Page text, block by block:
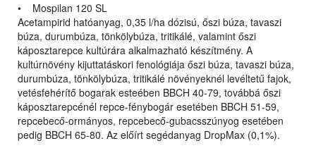
• Mospilan 120 SL
Acetampirid hatóanyag, 0,35 l/ha dózisú, őszi búza, tavaszi
búza, durumbúza, tönkölybúza, tritikálé, valamint őszi
káposztarepce kultúrára alkalmazható készítmény. A
kultúrnövény kijuttatáskori fenológiája őszi búza, tavaszi búza,
durumbúza, tönkölybúza, tritikálé növényeknél levéltetű fajok,
vetésfehérítő bogarak esteében BBCH 40-79, továbbá őszi
káposztarepcénél repce-fénybogár esetében BBCH 51-59,
repcebecő-ormányos, repcebecő-gubacsszúnyog esetében
pedig BBCH 65-80. Az előírt segédanyag DropMax (0,1%).